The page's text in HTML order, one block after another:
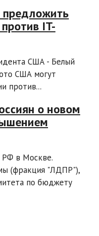
IT-
США - Белый
США могут
против...
о новом
РФ в Москве.
(фракция "ЛДПР"),
по бюджету